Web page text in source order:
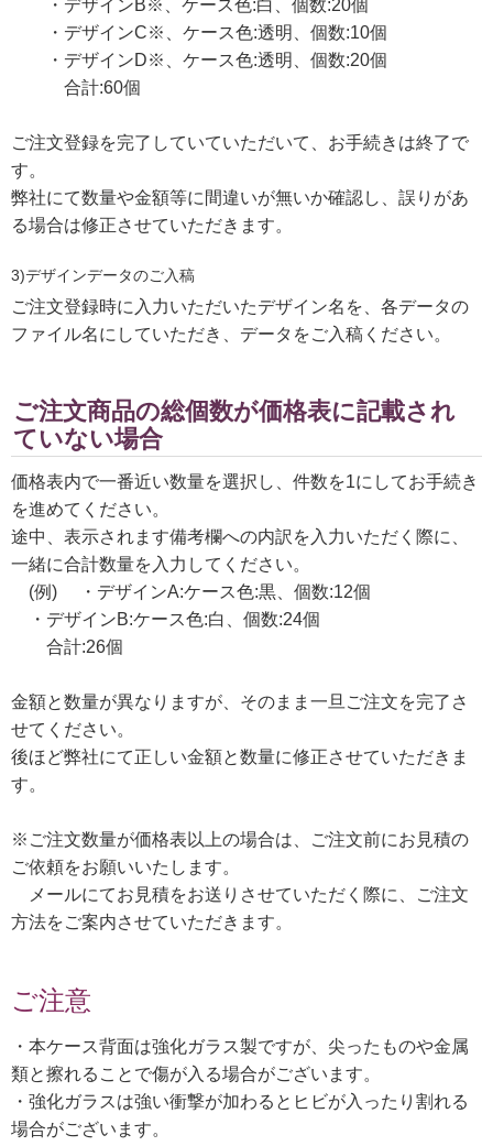
・デザインB※、ケース色:白、個数:20個
・デザインC※、ケース色:透明、個数:10個
・デザインD※、ケース色:透明、個数:20個
合計:60個
ご注文登録を完了していていただいて、お手続きは終了で
す。
弊社にて数量や金額等に間違いが無いか確認し、誤りがあ
る場合は修正させていただきます。
3)デザインデータのご入稿
ご注文登録時に入力いただいたデザイン名を、各データの
ファイル名にしていただき、データをご入稿ください。
ご注文商品の総個数が価格表に記載され
ていない場合
価格表内で一番近い数量を選択し、件数を1にしてお手続き
を進めてください。
途中、表示されます備考欄への内訳を入力いただく際に、
一緒に合計数量を入力してください。
(例) ・デザインA:ケース色:黒、個数:12個
・デザインB:ケース色:白、個数:24個
合計:26個
金額と数量が異なりますが、そのまま一旦ご注文を完了さ
せてください。
後ほど弊社にて正しい金額と数量に修正させていただきま
す。
※ご注文数量が価格表以上の場合は、ご注文前にお見積の
ご依頼をお願いいたします。
メールにてお見積をお送りさせていただく際に、ご注文
方法をご案内させていただきます。
ご注意
・本ケース背面は強化ガラス製ですが、尖ったものや金属
類と擦れることで傷が入る場合がございます。
・強化ガラスは強い衝撃が加わるとヒビが入ったり割れる
場合がございます。